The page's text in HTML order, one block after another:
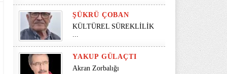
ŞÜKRÜ ÇOBAN
KÜLTÜREL SÜREKLİLİK
...
YAKUP GÜLAÇTI
Akran Zorbalığı